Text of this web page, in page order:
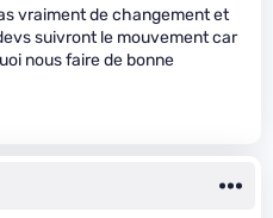
vraiment de changement et
suivront le mouvement car
nous faire de bonne